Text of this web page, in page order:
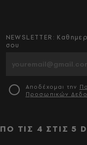
NEWSLETTER:
σου
Αποδέχομαι την
Προσωπικών
ΤΙΣ 4 ΣΤΙΣ 5